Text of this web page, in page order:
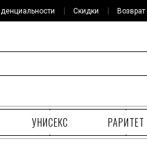
Скидки Возврат
УНИСЕКС РАРИТЕТ